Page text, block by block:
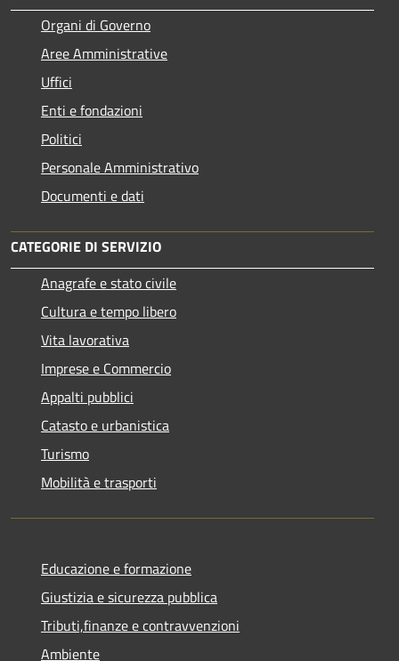
Organi di Governo
Aree Amministrative
Uffici
Enti e fondazioni
Politici
Personale Amministrativo
Documenti e dati
CATEGORIE DI SERVIZIO
Anagrafe e stato civile
Cultura e tempo libero
Vita lavorativa
Imprese e Commercio
Appalti pubblici
Catasto e urbanistica
Turismo
Mobilità e trasporti
Educazione e formazione
Giustizia e sicurezza pubblica
Tributi,finanze e contravvenzioni
Ambiente